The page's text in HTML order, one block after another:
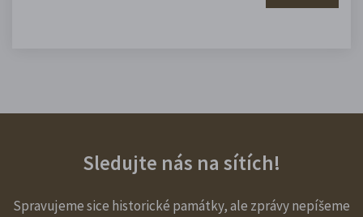
Sledujte nás na sítích!
Spravujeme sice historické památky, ale zprávy nepíšeme